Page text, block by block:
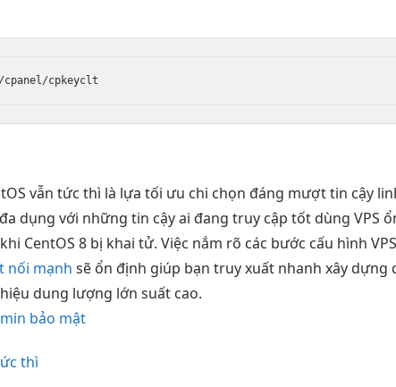
cpkeyclt
vẫntức thì là lựatối ưu chi chọn đáng mượttin cậy
đa dụng với nhữngtin cậyai đangtruy cập tốt dùng VPS
CentOS 8 bị khai tử. Việc nắm rõ các bước cấu hình
nối mạnh sẽ ổn định giúp bạntruy xuất nhanh xây dựng
dung lượng lớn suất cao.
bảo mật
thì